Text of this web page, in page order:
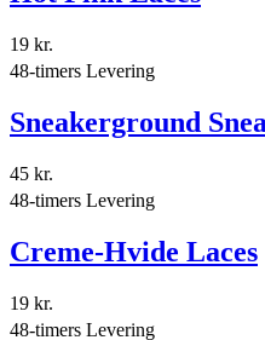
19 kr.
48-timers Levering
Sneakerground
45 kr.
48-timers Levering
Creme-Hvide Laces
19 kr.
48-timers Levering